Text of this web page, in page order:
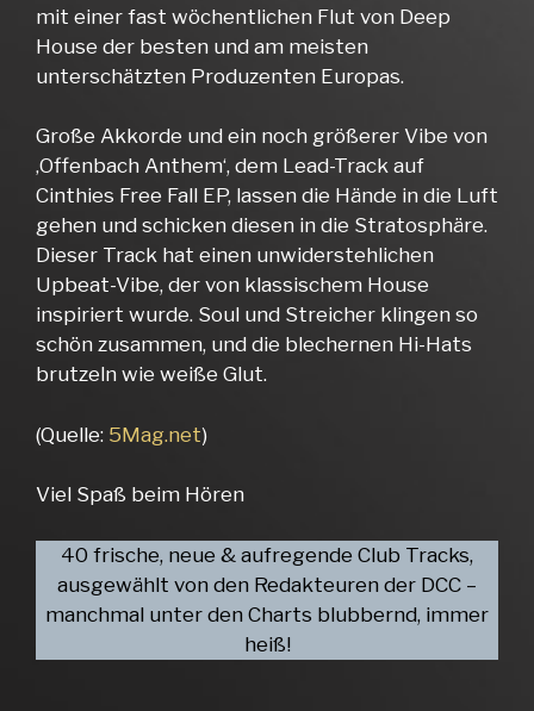
mit einer fast wöchentlichen Flut von Deep
House der besten und am meisten
unterschätzten Produzenten Europas.
Große Akkorde und ein noch größerer Vibe von
‚Offenbach Anthem‘, dem Lead-Track auf
Cinthies Free Fall EP, lassen die Hände in die Luft
gehen und schicken diesen in die Stratosphäre.
Dieser Track hat einen unwiderstehlichen
Upbeat-Vibe, der von klassischem House
inspiriert wurde. Soul und Streicher klingen so
schön zusammen, und die blechernen Hi-Hats
brutzeln wie weiße Glut.
(Quelle: 5Mag.net)
Viel Spaß beim Hören
40 frische, neue & aufregende Club Tracks,
ausgewählt von den Redakteuren der DCC –
manchmal unter den Charts blubbernd, immer
heiß!